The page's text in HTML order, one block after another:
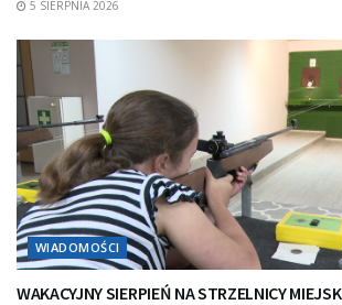
5 SIERPNIA 2026
WIADOMOŚCI
WAKACYJNY SIERPIEŃ NA STRZELNICY